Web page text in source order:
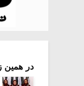
در همین